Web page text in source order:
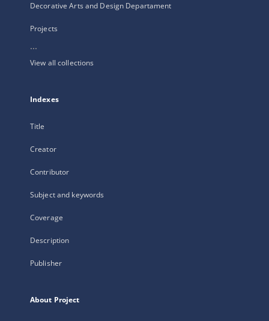
Decorative Arts and Design Departament
Projects
...
View all collections
Indexes
Title
Creator
Contributor
Subject and keywords
Coverage
Description
Publisher
About Project